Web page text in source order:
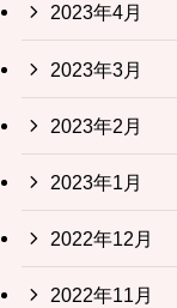
2023年4月
2023年3月
2023年2月
2023年1月
2022年12月
2022年11月